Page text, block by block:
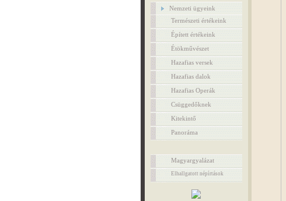
Nemzeti ügyeink
Természeti értékeink
Épített értékeink
Étökművészet
Hazafias versek
Hazafias dalok
Hazafias Operák
Csüggedőknek
Kitekintő
Panoráma
Magyargyalázat
Elhallgatott népírtások